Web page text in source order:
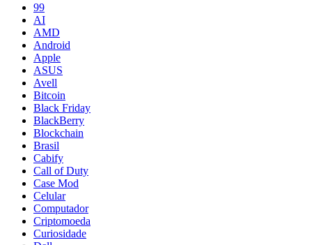
99
AI
AMD
Android
Apple
ASUS
Avell
Bitcoin
Black Friday
BlackBerry
Blockchain
Brasil
Cabify
Call of Duty
Case Mod
Celular
Computador
Criptomoeda
Curiosidade